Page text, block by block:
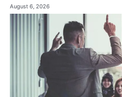
August 6, 2026